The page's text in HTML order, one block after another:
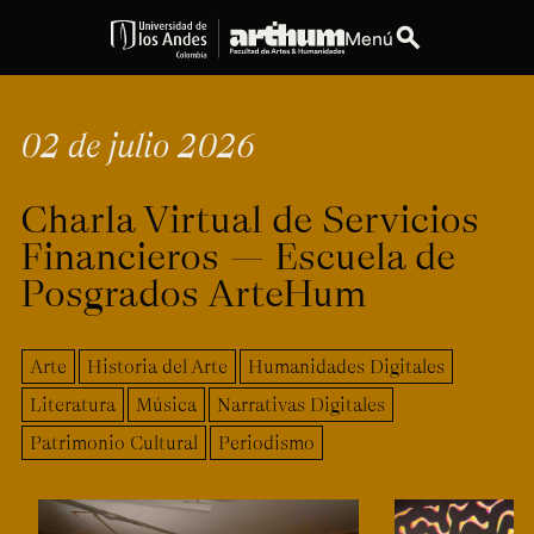
Menúsearch
Personas
Espacios expand_more
Explora ArteHum
Dirección
Calle 19A #1 - 37
Este. Bloque K.
Teléfono
[+57] (601) 339 4949
Historia
del Arte
Narrativas Digitales
Ext. 2501
Ext.
2504
02 de julio 2026
Charla Virtual de Servicios
Financieros — Escuela de
Posgrados ArteHum
Arte Historia del Arte
Humanidades Digitales
Literatura
Música
Narrativas Digitales
Patrimonio Cultural
Periodismo